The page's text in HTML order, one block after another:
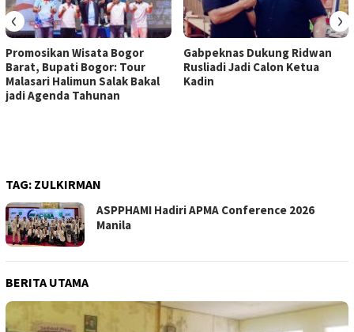
Promosikan Wisata Bogor
Barat, Bupati Bogor: Tour
Malasari Halimun Salak Bakal
jadi Agenda Tahunan
Gabpeknas Dukung Ridwan
Rusliadi Jadi Calon Ketua
Kadin
‹ ›
TAG: ZULKIRMAN
ASPPHAMI Hadiri APMA Conference 2026
Manila
BERITA UTAMA